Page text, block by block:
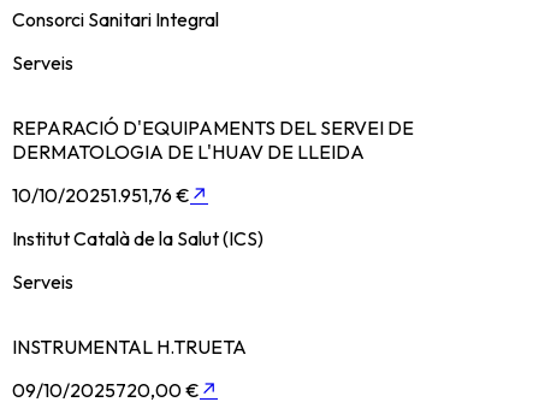
Consorci Sanitari Integral
Serveis
REPARACIÓ D'EQUIPAMENTS DEL SERVEI DE
DERMATOLOGIA DE L'HUAV DE LLEIDA
10/10/20251.951,76 € ↗
Institut Català de la Salut (ICS)
Serveis
INSTRUMENTAL H.TRUETA
09/10/2025720,00 € ↗